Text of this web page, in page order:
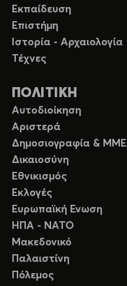
Εκπαίδευση
Επιστήμη
Ιστορία - Αρχαιολογία
Τέχνες
ΠΟΛΙΤΙΚΗ
Αυτοδιοίκηση
Αριστερά
Δημοσιογραφία & ΜΜΕ
Δικαιοσύνη
Εθνικισμός
Εκλογές
Ευρωπαϊκή Ενωση
ΗΠΑ - ΝΑΤΟ
Μακεδονικό
Παλαιστίνη
Πόλεμος